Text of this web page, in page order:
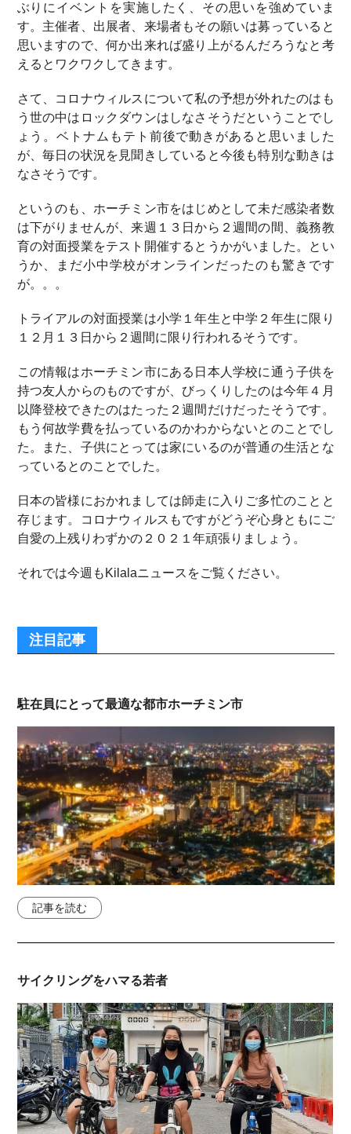
ぶりにイベントを実施したく、その思いを強めていま
す。主催者、出展者、来場者もその願いは募っていると
思いますので、何か出来れば盛り上がるんだろうなと考
えるとワクワクしてきます。
さて、コロナウィルスについて私の予想が外れたのはも
う世の中はロックダウンはしなさそうだということでし
ょう。ベトナムもテト前後で動きがあると思いました
が、毎日の状況を見聞きしていると今後も特別な動きは
なさそうです。
というのも、ホーチミン市をはじめとして未だ感染者数
は下がりませんが、来週１３日から２週間の間、義務教
育の対面授業をテスト開催するとうかがいました。とい
うか、まだ小中学校がオンラインだったのも驚きです
が。。。
トライアルの対面授業は小学１年生と中学２年生に限り
１２月１３日から２週間に限り行われるそうです。
この情報はホーチミン市にある日本人学校に通う子供を
持つ友人からのものですが、びっくりしたのは今年４月
以降登校できたのはたった２週間だけだったそうです。
もう何故学費を払っているのかわからないとのことでし
た。また、子供にとっては家にいるのが普通の生活とな
っているとのことでした。
日本の皆様におかれましては師走に入りご多忙のことと
存じます。コロナウィルスもですがどうぞ心身ともにご
自愛の上残りわずかの２０２１年頑張りましょう。
それでは今週もKilalaニュースをご覧ください。
注目記事
駐在員にとって最適な都市ホーチミン市
記事を読む
サイクリングをハマる若者